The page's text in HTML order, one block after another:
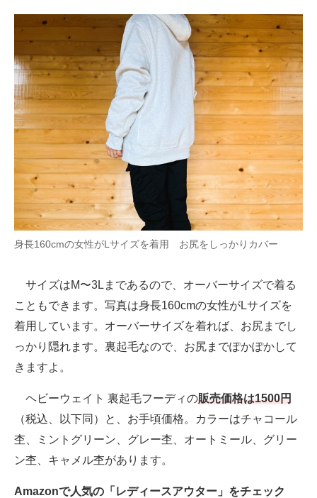
身長160cmの女性がLサイズを着用 お尻をしっかりカバー
サイズはM〜3Lまであるので、オーバーサイズで着る
こともできます。写真は身長160cmの女性がLサイズを
着用しています。オーバーサイズを着れば、お尻までし
っかり隠れます。裏起毛なので、お尻までぽかぽかして
きますよ。
ヘビーウェイト 裏起毛フーディの販売価格は1500円
（税込、以下同）と、お手頃価格。カラーはチャコール
杢、ミントグリーン、グレー杢、オートミール、グリー
ン杢、キャメル杢があります。
Amazonで人気の「レディースアウター」をチェック